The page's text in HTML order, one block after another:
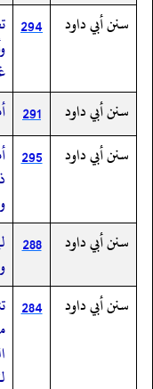
سنن أبي داود
294
سنن أبي داود
291
سنن أبي داود
295
سنن أبي داود
288
سنن أبي داود
284